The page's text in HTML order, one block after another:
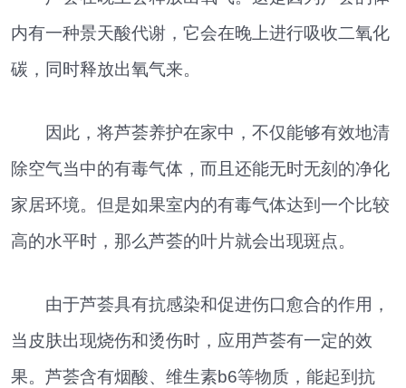
内有一种景天酸代谢，它会在晚上进行吸收二氧化
碳，同时释放出氧气来。
因此，将芦荟养护在家中，不仅能够有效地清
除空气当中的有毒气体，而且还能无时无刻的净化
家居环境。但是如果室内的有毒气体达到一个比较
高的水平时，那么芦荟的叶片就会出现斑点。
由于芦荟具有抗感染和促进伤口愈合的作用，
当皮肤出现烧伤和烫伤时，应用芦荟有一定的效
果。芦荟含有烟酸、维生素b6等物质，能起到抗